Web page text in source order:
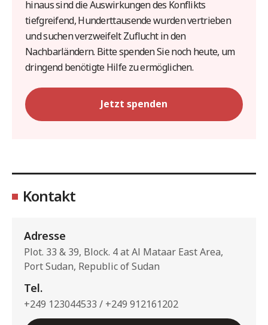
hinaus sind die Auswirkungen des Konflikts
tiefgreifend, Hunderttausende wurden vertrieben
und suchen verzweifelt Zuflucht in den
Nachbarländern. Bitte spenden Sie noch heute, um
dringend benötigte Hilfe zu ermöglichen.
Jetzt spenden
Kontakt
Adresse
Plot. 33 & 39, Block. 4 at Al Mataar East Area,
Port Sudan, Republic of Sudan
Tel.
+249 123044533 / +249 912161202